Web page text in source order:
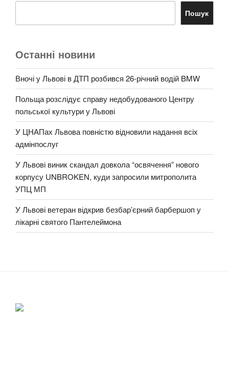
Пошук
Останні новини
Вночі у Львові в ДТП розбився 26-річний водій BMW
Польща розслідує справу недобудованого Центру
польської культури у Львові
У ЦНАПах Львова повністю відновили надання всіх
адмінпослуг
У Львові виник скандал довкола “освячення” нового
корпусу UNBROKEN, куди запросили митрополита
УПЦ МП
У Львові ветеран відкрив безбар’єрний барбершоп у
лікарні святого Пантелеймона